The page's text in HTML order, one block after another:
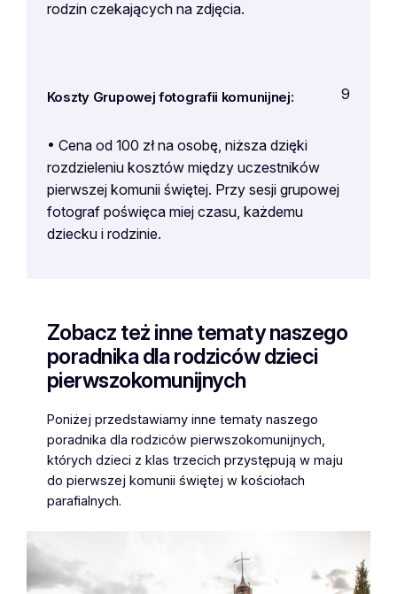
rodzin czekających na zdjęcia.
Koszty Grupowej fotografii komunijnej: 9
• Cena od 100 zł na osobę, niższa dzięki
rozdzieleniu kosztów między uczestników
pierwszej komunii świętej. Przy sesji grupowej
fotograf poświęca miej czasu, każdemu
dziecku i rodzinie.
Zobacz też inne tematy naszego
poradnika dla rodziców dzieci
pierwszokomunijnych
Poniżej przedstawiamy inne tematy naszego
poradnika dla rodziców pierwszokomunijnych,
których dzieci z klas trzecich przystępują w maju
do pierwszej komunii świętej w kościołach
parafialnych.